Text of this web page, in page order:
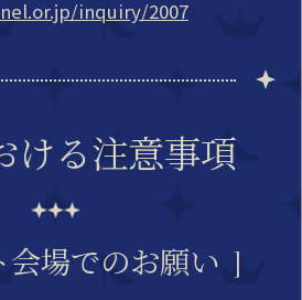
inquiry/2007
ける注意事項
会場でのお願い